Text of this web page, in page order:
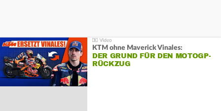
KTM ohne Maverick Vinales:
DER GRUND FÜR DEN MOTOGP-
RÜCKZUG